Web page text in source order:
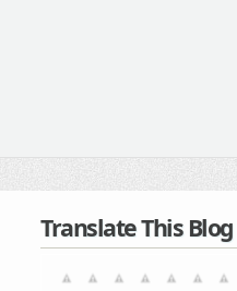
Translate This Blog